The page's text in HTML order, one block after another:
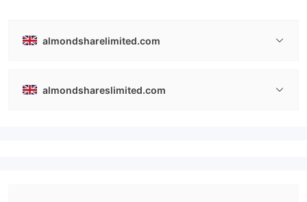
almondsharelimited.com
almondshareslimited.com